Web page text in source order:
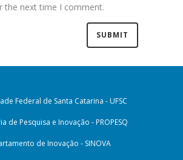
the next time I comment.
Federal de Santa Catarina - UFSC
de Pesquisa e Inovação - PROPESQ
de Inovação - SINOVA